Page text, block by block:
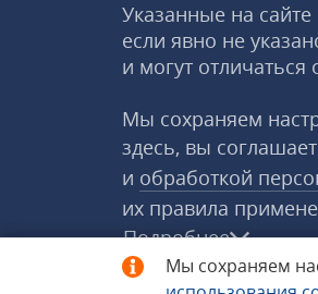
Мы сохраняем
Указанные на
если явно не
и могут отличаться
Мы сохраняем
здесь, вы
и обработкой
их правила
Подробнее